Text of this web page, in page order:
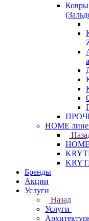
HOME
Бренды
Акции
Услуги
Назад
Услуги